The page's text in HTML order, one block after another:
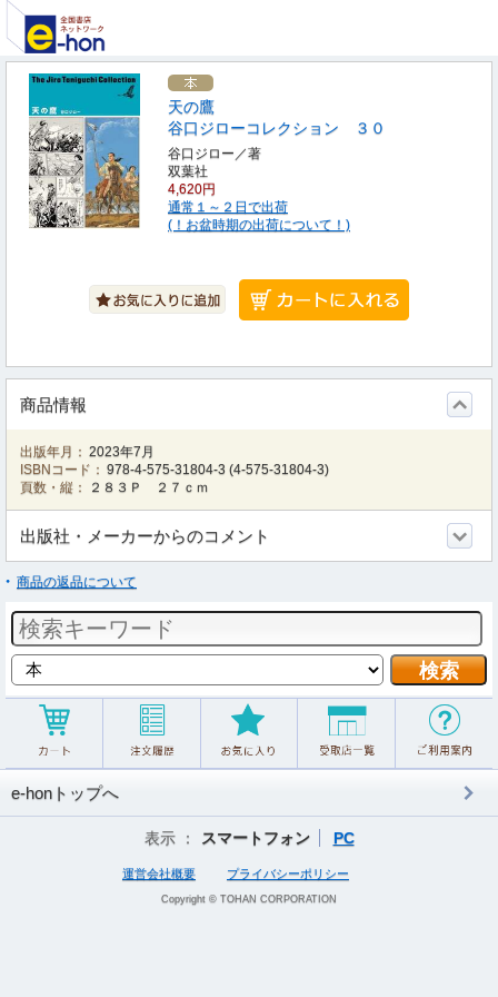
天の鷹
谷口ジローコレクション ３０
谷口ジロー／著
双葉社
4,620円
通常１～２日で出荷
(！お盆時期の出荷について！)
商品情報
出版年月： 2023年7月
ISBNコード： 978-4-575-31804-3 (4-575-31804-3)
頁数・縦：
２８３Ｐ ２７ｃｍ
出版社・メーカーからのコメント
商品の返品について
e-honトップへ
表示 ： スマートフォン PC
運営会社概要 プライバシーポリシー
Copyright © TOHAN CORPORATION